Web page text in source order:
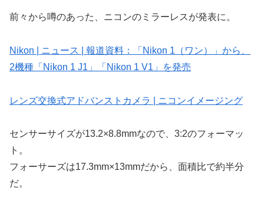
前々から噂のあった、ニコンのミラーレスが発表に。
Nikon | ニュース | 報道資料：「Nikon 1（ワン）」から、
2機種「Nikon 1 J1」「Nikon 1 V1」を発売
レンズ交換式アドバンストカメラ | ニコンイメージング
センサーサイズが13.2×8.8mmなので、3:2のフォーマッ
ト。
フォーサーズは17.3mm×13mmだから、面積比で約半分
だ。